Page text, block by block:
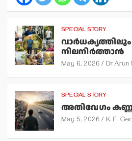
SPECIAL STORY
നിലനിര്‍ത്താന്‍
May 6, 2026 Dr Arun
SPECIAL STORY
അതിവേഗം
May 5, 2026 K. F.